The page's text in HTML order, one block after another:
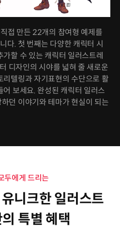
접 만든 22개의 참여형 예제를
다. 첫 번째는 다양한 캐릭터 시
할 수 있는 캐릭터 일러스트레
디자인의 시야를 넓혀 줄 새로운
리텔링과 자기표현의 수단으로 활
보세요. 완성된 캐릭터 일러스
던 이야기와 테마가 현실이 되는
두에게 드리는
니크한 일러스트
특별 혜택